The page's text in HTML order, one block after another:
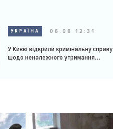
УКРАЇНА 06.08 12:31
У Києві відкрили кримінальну справу
щодо неналежного утримання